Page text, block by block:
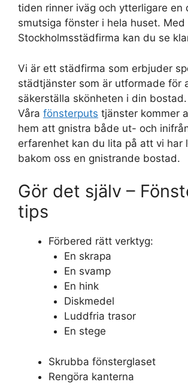
tiden rinner iväg och ytterligare en
smutsiga fönster i hela huset. Med
Stockholmsstädfirma kan du se
Vi är ett städfirma som erbjuder
städtjänster som är utformade för
säkerställa skönheten i din bostad.
Våra fönsterputs tjänster kommer
hem att gnistra både ut- och
erfarenhet kan du lita på att vi har
bakom oss en gnistrande bostad.
Gör det själv –
tips
Förbered rätt verktyg:
En skrapa
En svamp
En hink
Diskmedel
Luddfria trasor
En stege
Skrubba fönsterglaset
Rengöra kanterna